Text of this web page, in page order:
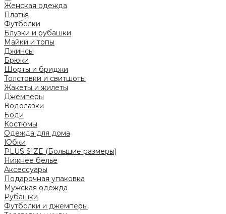
Женская одежда
Платья
Футболки
Блузки и рубашки
Майки и топы
Джинсы
Брюки
Шорты и бриджи
Толстовки и свитшоты
Жакеты и жилеты
Джемперы
Водолазки
Боди
Костюмы
Одежда для дома
Юбки
PLUS SIZE (Большие размеры)
Нижнее белье
Аксессуары
Подарочная упаковка
Мужская одежда
Рубашки
Футболки и джемперы